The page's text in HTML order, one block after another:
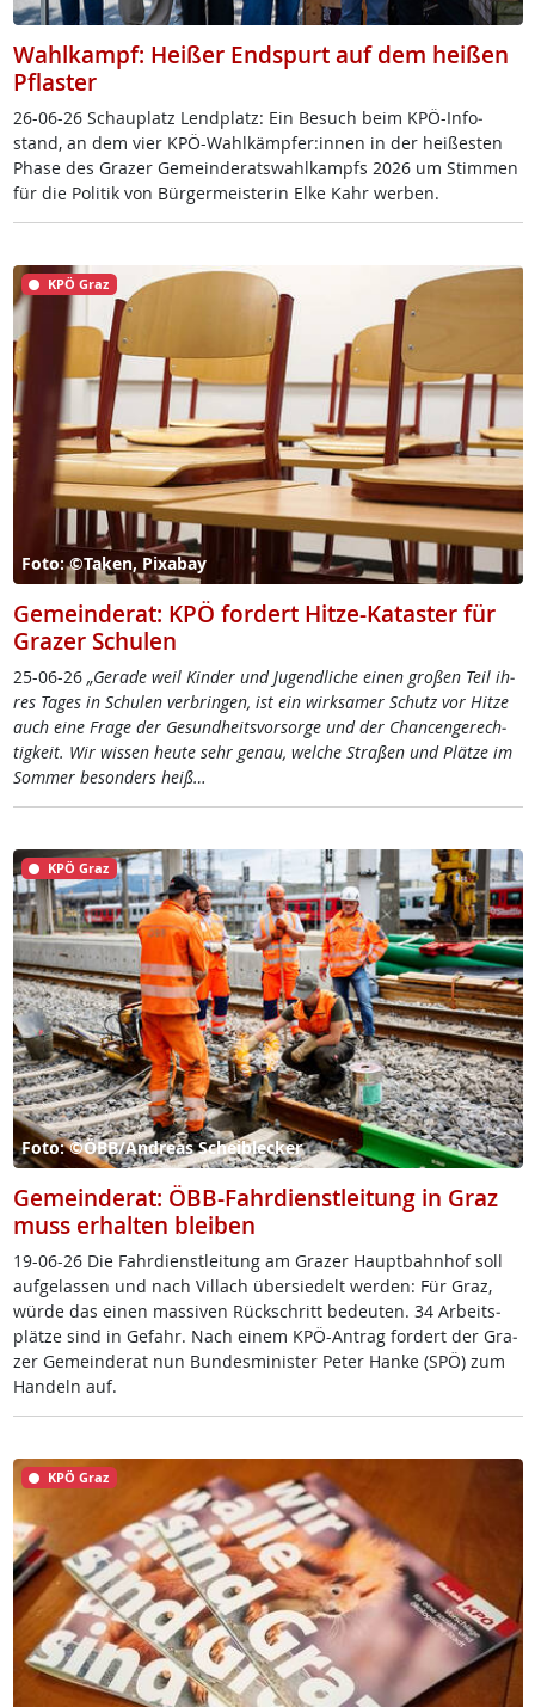
Wahlkampf: Heißer Endspurt auf dem heißen
Pflaster
26-06-26 Schau­platz Lend­platz: Ein Be­such beim KPÖ-In­fo­
stand, an dem vier KPÖ-Wahl­kämp­fer:in­nen in der hei­ßes­ten
Pha­se des Gra­zer Ge­mein­de­rats­wahl­kampfs 2026 um Stim­men
für die Po­li­tik von Bür­ger­meis­te­rin El­ke Kahr wer­ben.
KPÖ Graz
Foto: ©Taken, Pixabay
Gemeinderat: KPÖ fordert Hitze-Kataster für
Grazer Schulen
25-06-26 „Ge­ra­de weil Kin­der und Ju­gend­li­che ei­nen gro­ßen Teil ih­
res Ta­ges in Schu­len ver­brin­gen, ist ein wirk­sa­mer Schutz vor Hit­ze
auch ei­ne Fra­ge der Ge­sund­heits­vor­sor­ge und der Chan­cen­ge­rech­
tig­keit. Wir wis­sen heu­te sehr ge­nau, wel­che Stra­ßen und Plät­ze im
Som­mer be­son­ders heiß…
KPÖ Graz
Foto: ©ÖBB/Andreas Scheiblecker
Gemeinderat: ÖBB-Fahrdienstleitung in Graz
muss erhalten bleiben
19-06-26 Die Fahr­di­enst­lei­tung am Gra­zer Haupt­bahn­hof soll
auf­ge­las­sen und nach Vil­lach über­sie­delt wer­den: Für Graz,
wür­de das ei­nen mas­si­ven Rück­schritt be­deu­ten. 34 Ar­beits­
plät­ze sind in Ge­fahr. Nach ei­nem KPÖ-An­trag for­dert der Gra­
zer Ge­mein­de­rat nun Bun­des­mi­nis­ter Pe­ter Han­ke (SPÖ) zum
Han­deln auf.
KPÖ Graz